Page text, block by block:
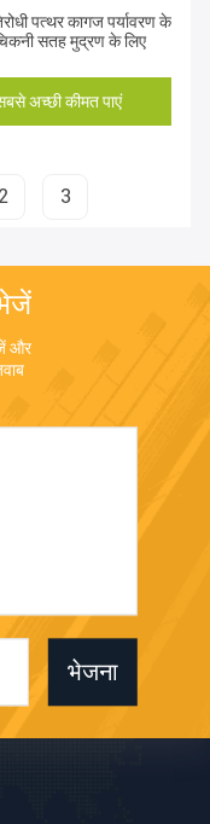
पत्थर कागज पर्यावरण के
सतह मुद्रण के लिए
अच्छी कीमत पाएं
2 3
और
भेजना